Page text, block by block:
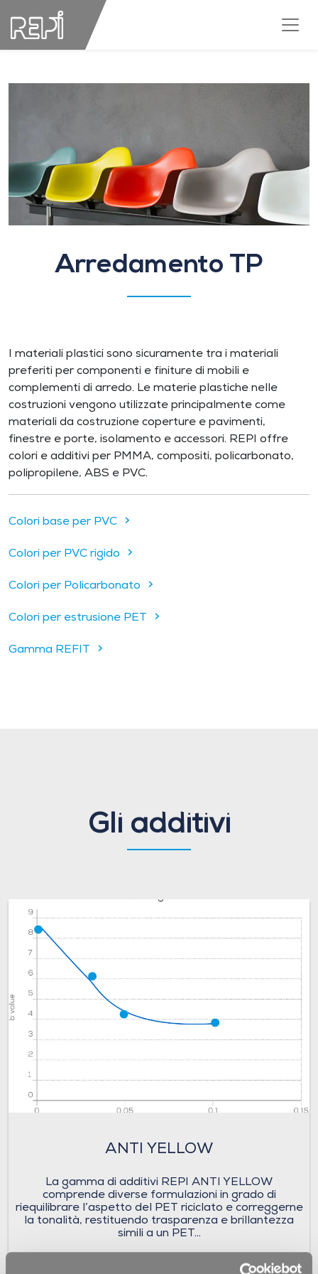
Arredamento TP
I materiali plastici sono sicuramente tra i materiali
preferiti per componenti e finiture di mobili e
complementi di arredo. Le materie plastiche nelle
costruzioni vengono utilizzate principalmente come
materiali da costruzione coperture e pavimenti,
finestre e porte, isolamento e accessori. REPI offre
colori e additivi per PMMA, compositi, policarbonato,
polipropilene, ABS e PVC.
Colori base per PVC
Colori per PVC rigido
Colori per Policarbonato
Colori per estrusione PET
Gamma REFIT
Gli additivi
ANTI YELLOW
La gamma di additivi REPI ANTI YELLOW
comprende diverse formulazioni in grado di
riequilibrare l’aspetto del PET riciclato e correggerne
la tonalità, restituendo trasparenza e brillantezza
simili a un PET...